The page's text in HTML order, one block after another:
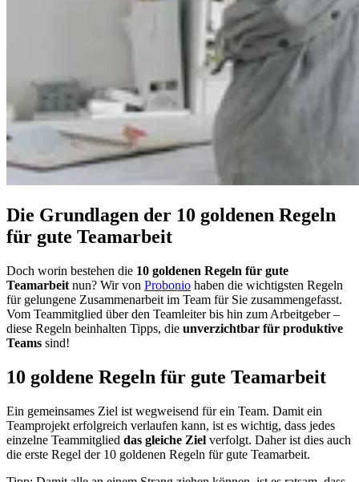
Die Grundlagen der 10 goldenen Regeln
für gute Teamarbeit
Doch worin bestehen die 10 goldenen Regeln für gute
Teamarbeit nun? Wir von Probonio haben die wichtigsten Regeln
für gelungene Zusammenarbeit im Team für Sie zusammengefasst.
Vom Teammitglied über den Teamleiter bis hin zum Arbeitgeber –
diese Regeln beinhalten Tipps, die unverzichtbar für produktive
Teams sind!
10 goldene Regeln für gute Teamarbeit
Ein gemeinsames Ziel ist wegweisend für ein Team. Damit ein
Teamprojekt erfolgreich verlaufen kann, ist es wichtig, dass jedes
einzelne Teammitglied das gleiche Ziel verfolgt. Daher ist dies auch
die erste Regel der 10 goldenen Regeln für gute Teamarbeit.